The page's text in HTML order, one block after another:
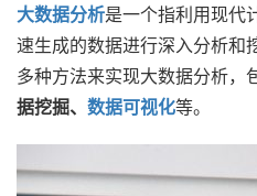
大数据分析是一个指利用现代
速生成的数据进行深入分析和
多种方法来实现大数据分析，
据挖掘、 数据可视化等。